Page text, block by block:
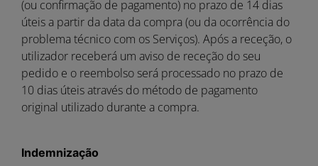
(ou confirmação de pagamento) no prazo de 14 dias
úteis a partir da data da compra (ou da ocorrência do
problema técnico com os Serviços). Após a receção, o
utilizador receberá um aviso de receção do seu
pedido e o reembolso será processado no prazo de
10 dias úteis através do método de pagamento
original utilizado durante a compra.
Indemnização